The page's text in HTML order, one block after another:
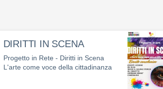
DIRITTI IN SCENA
Progetto in Rete - Diritti in Scena
L'arte come voce della cittadinanza